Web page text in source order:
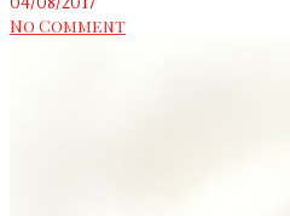
No Comment